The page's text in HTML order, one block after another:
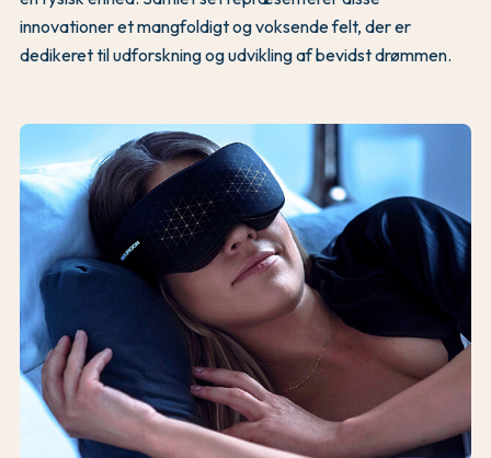
innovationer et mangfoldigt og voksende felt, der er
dedikeret til udforskning og udvikling af bevidst drømmen.